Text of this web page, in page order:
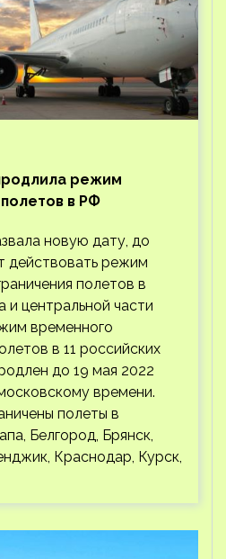
режим
в РФ
новую дату, до
действовать режим
полетов в
и центральной части
временного
в 11 российских
до 19 мая 2022
времени.
полеты в
Белгород, Брянск,
Краснодар, Курск,